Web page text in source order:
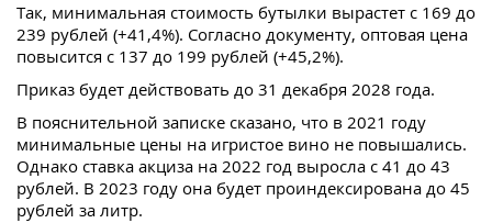
Так, минимальная стоимость бутылки вырастет с 169 до
239 рублей (+41,4%). Согласно документу, оптовая цена
повысится с 137 до 199 рублей (+45,2%).
Приказ будет действовать до 31 декабря 2028 года.
В пояснительной записке сказано, что в 2021 году
минимальные цены на игристое вино не повышались.
Однако ставка акциза на 2022 год выросла с 41 до 43
рублей. В 2023 году она будет проиндексирована до 45
рублей за литр.